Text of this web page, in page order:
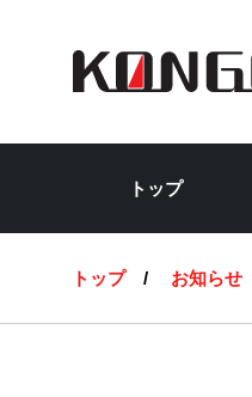
トップ
トップ お知らせ